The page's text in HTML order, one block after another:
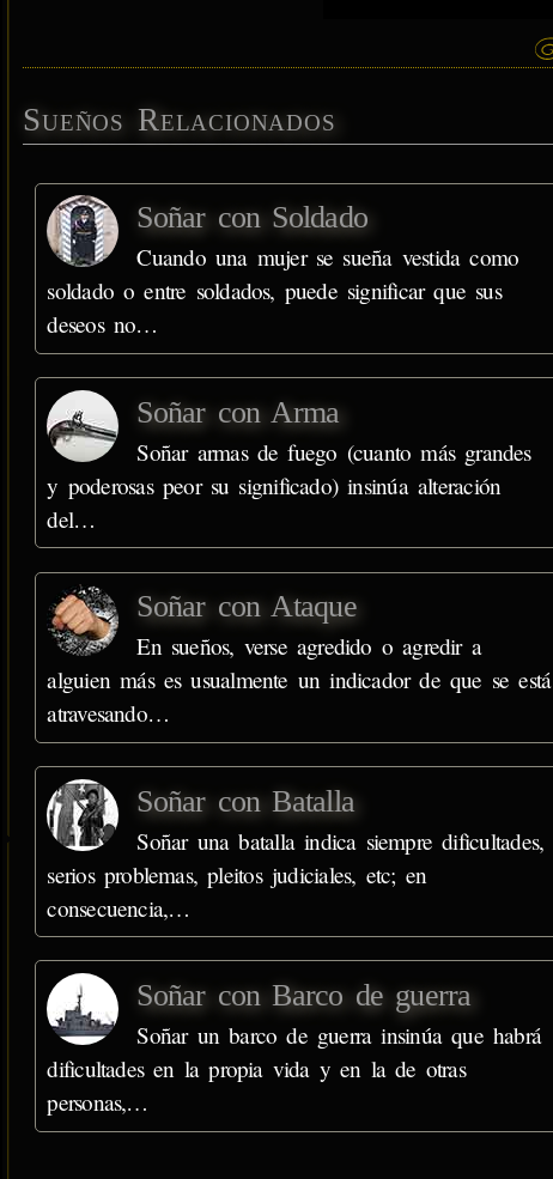
Sueños Relacionados
Soñar con Soldado
Cuando una mujer se sueña vestida como
soldado o entre soldados, puede significar que sus
deseos no…
Soñar con Arma
Soñar armas de fuego (cuanto más grandes
y poderosas peor su significado) insinúa alteración
del…
Soñar con Ataque
En sueños, verse agredido o agredir a
alguien más es usualmente un indicador de que se está
atravesando…
Soñar con Batalla
Soñar una batalla indica siempre dificultades,
serios problemas, pleitos judiciales, etc; en
consecuencia,…
Soñar con Barco de guerra
Soñar un barco de guerra insinúa que habrá
dificultades en la propia vida y en la de otras
personas,…